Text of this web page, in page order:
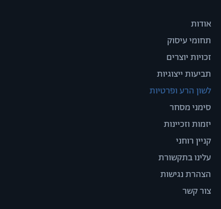
אודות
תחומי עיסוק
זכויות יוצרים
תביעות ייצוגיות
לשון הרע ופרטיות
סימני מסחר
יזמות וזכיינות
קניין רוחני
עלינו בתקשורת
הצהרת נגישות
צור קשר